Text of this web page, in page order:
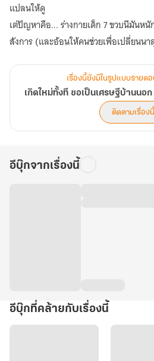
แปลนให้ดู
เต่ปัญหาคือ... ร่างกายเด็ก 7 ขวบนีมันห
สังการ (และอ้อนให้คนช่วยเพื่อเปลี่ยนน
เรื่องนี้ยังมีในรูปแบบรายต
ติดตามเรื่องนี้
อีบุ๊กจากเรื่องนี้
อีบุ๊กที่คล้ายกับเรื่องนี้